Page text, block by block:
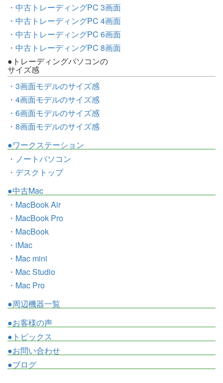
・中古トレーディングPC 3画面
・中古トレーディングPC 4画面
・中古トレーディングPC 6画面
・中古トレーディングPC 8画面
●トレーディングパソコンの
サイズ感
・3画面モデルのサイズ感
・4画面モデルのサイズ感
・6画面モデルのサイズ感
・8画面モデルのサイズ感
●ワークステーション
・ノートパソコン
・デスクトップ
●中古Mac
・MacBook Air
・MacBook Pro
・MacBook
・iMac
・Mac mini
・Mac Studio
・Mac Pro
●周辺機器一覧
●お客様の声
●トピックス
●お問い合わせ
●ブログ